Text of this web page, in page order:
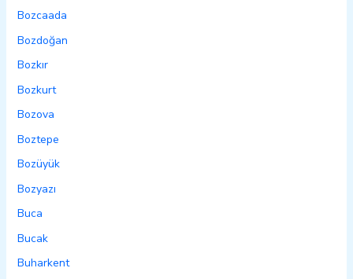
Bozcaada
Bozdoğan
Bozkır
Bozkurt
Bozova
Boztepe
Bozüyük
Bozyazı
Buca
Bucak
Buharkent